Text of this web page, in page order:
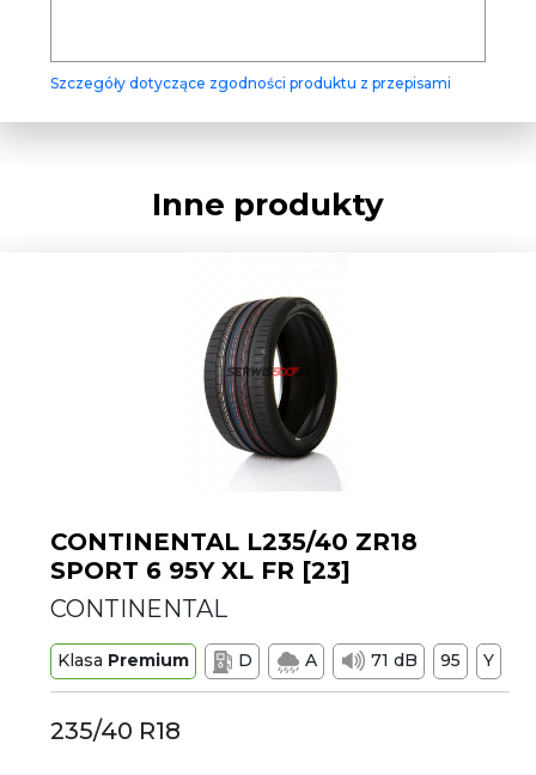
Szczegóły dotyczące zgodności produktu z przepisami
Inne produkty
CONTINENTAL L235/40 ZR18
SPORT 6 95Y XL FR [23]
CONTINENTAL
Klasa Premium D A 71 dB 95 Y
235/40 R18